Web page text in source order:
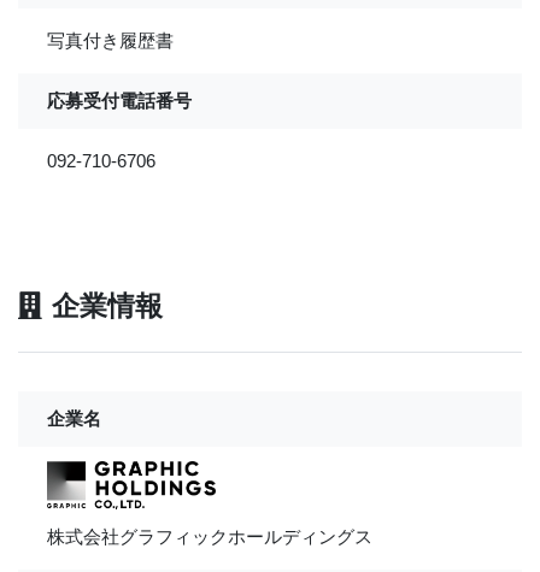
写真付き履歴書
応募受付電話番号
092-710-6706
企業情報
企業名
株式会社グラフィックホールディングス